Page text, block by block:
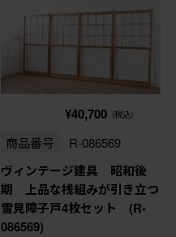
¥40,700 (税込)
商品番号 R-086569
ヴィンテージ建具 昭和後
期 上品な桟組みが引き立つ
雪見障子戸4枚セット (R-
086569)